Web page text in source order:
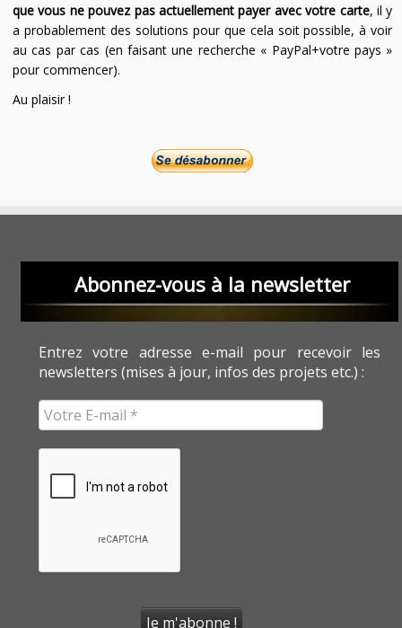
que vous ne pouvez pas actuellement payer avec votre carte, il y
a probablement des solutions pour que cela soit possible, à voir
au cas par cas (en faisant une recherche « PayPal+votre pays »
pour commencer).
Au plaisir !
Abonnez-vous à la newsletter
Entrez votre adresse e-mail pour recevoir les
newsletters (mises à jour, infos des projets etc.) :